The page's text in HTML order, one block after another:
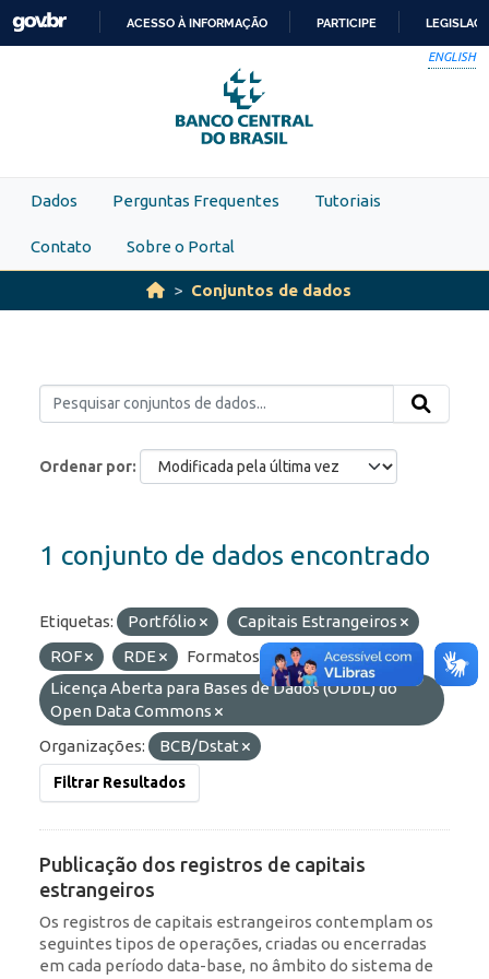
Skip to main content
PARA
O
CONTEÚDO
ACESSO À INFORMAÇÃO PARTICIPE
ENGLISH
Dados Perguntas Frequentes Tutoriais
Contato Sobre o Portal
Conjuntos de dados
Ordenar por
1 conjunto de dados encontrado
Etiquetas: Portfólio
Capitais Estrangeiros
ROF
RDE Formatos: API
Licenças:
Licença Aberta para Bases de Dados (ODbL) do
Open Data Commons
Organizações:
BCB/Dstat
Filtrar Resultados
Publicação dos registros de capitais
estrangeiros
Os registros de capitais estrangeiros contemplam os
seguintes tipos de operações, criadas ou encerradas
em cada período data-base, no âmbito do sistema de